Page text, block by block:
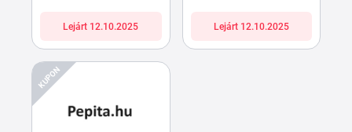
Lejárt 12.10.2025 Lejárt 12.10.2025
KUPON